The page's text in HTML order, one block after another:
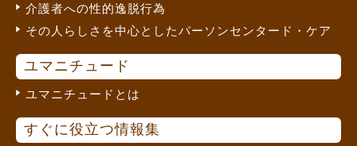
介護者への性的逸脱行為
その人らしさを中心としたパーソンセンタード・ケア
ユマニチュード
ユマニチュードとは
すぐに役立つ情報集